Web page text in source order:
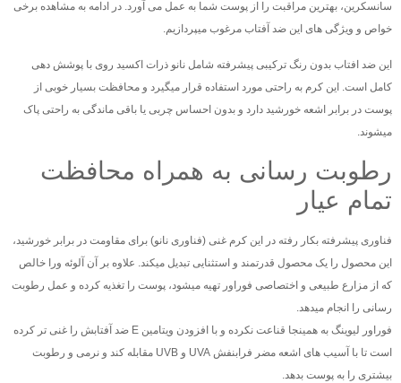
سانسکرین، بهترین مراقبت را از پوست شما به عمل می آورد. در ادامه به مشاهده برخی
خواص و ویژگی های این ضد آفتاب مرغوب میپردازیم.
این ضد افتاب بدون رنگ ترکیبی پیشرفته شامل نانو ذرات اکسید روی با پوشش دهی
کامل است. این کرم به راحتی مورد استفاده قرار میگیرد و محافظت بسیار خوبی از
پوست در برابر اشعه خورشید دارد و بدون احساس چربی یا باقی ماندگی به راحتی پاک
میشوند.
رطوبت رسانی به همراه محافظت
تمام عیار
فناوری پیشرفته بکار رفته در این کرم غنی (فناوری نانو) برای مقاومت در برابر خورشید،
این محصول را یک محصول قدرتمند و استثنایی تبدیل میکند. علاوه بر آن آلوئه ورا خالص
که از مزارع طبیعی و اختصاصی فوراور تهیه میشود، پوست را تغذیه کرده و عمل رطوبت
رسانی را انجام میدهد.
فوراور لیوینگ به همینجا قناعت نکرده و با افزودن ویتامین E ضد آفتابش را غنی تر کرده
است تا با آسیب های اشعه مضر فرابنفش UVA و UVB مقابله کند و نرمی و رطوبت
بیشتری را به پوست بدهد.